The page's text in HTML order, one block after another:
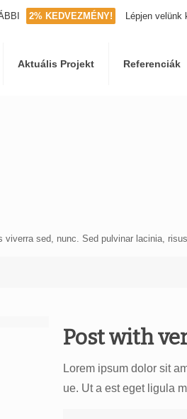
2% KEDVEZMÉNY! Lépjen velünk
Aktuális Projekt Referenciák
sed, nunc. Sed pulvinar lacinia,
Post with
Lorem ipsum dolor sit
ue. Ut a est eget ligula